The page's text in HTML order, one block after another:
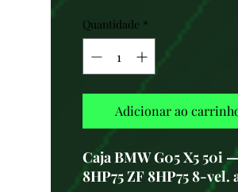
Quantidade *
Adicionar ao
Caja BMW G05 X5 50i
8HP75 ZF 8HP75 8-vel.